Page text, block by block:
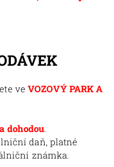
veVOZOVÝ PARK A
dohodou.
daň, platné
známka.